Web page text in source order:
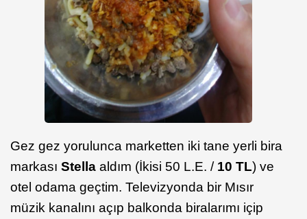
Gez gez yorulunca marketten iki tane yerli bira
markası Stella aldım (İkisi 50 L.E. / 10 TL) ve
otel odama geçtim. Televizyonda bir Mısır
müzik kanalını açıp balkonda biralarımı içip